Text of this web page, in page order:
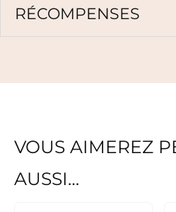
RÉCOMPENSES
VOUS AIMEREZ
AUSSI…